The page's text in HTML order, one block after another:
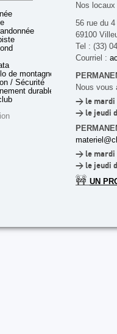
de montagne
/ Sécurité
durable
Nos
56 rue du
69100
Tel : (33)
Courriel :
Nous vous
> le mardi
> le jeudi
> le mardi
> le jeudi
🚧 UN